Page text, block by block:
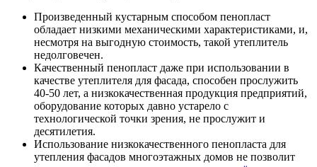
Произведенный кустарным способом пенопласт
обладает низкими механическими характеристиками, и,
несмотря на выгодную стоимость, такой утеплитель
недолговечен.
Качественный пенопласт даже при использовании в
качестве утеплителя для фасада, способен прослужить
40-50 лет, а низкокачественная продукция предприятий,
оборудование которых давно устарело с
технологической точки зрения, не прослужит и
десятилетия.
Использование низкокачественного пенопласта для
утепления фасадов многоэтажных домов не позволит